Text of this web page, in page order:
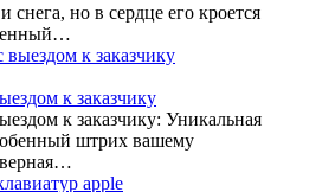
снега, но в сердце его кроется
к заказчику
к заказчику: Уникальная
штрих вашему